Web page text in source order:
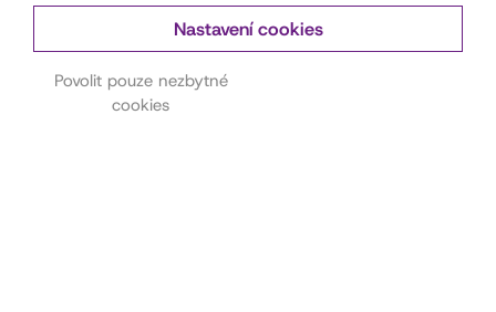
Kontakt pro pořadatele
akcí
Nastavení cookies
Povolit pouze nezbytné
cookies